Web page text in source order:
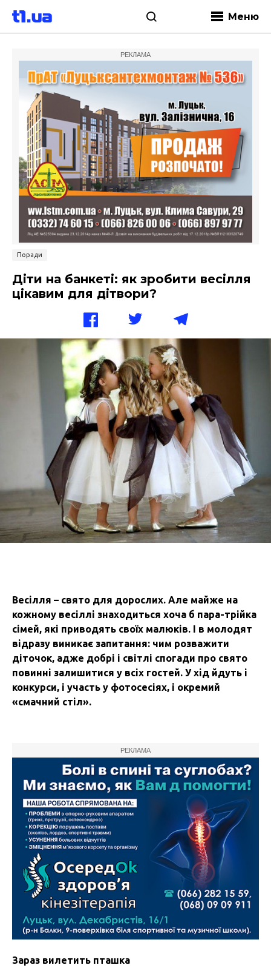
Меню
РЕКЛАМА
Поради
Діти на банкеті: як зробити весілля
цікавим для дітвори?
Весілля – свято для дорослих. Але майже на
кожному весіллі знаходиться хоча б пара-трійка
сімей, які приводять своїх малюків. І в молодят
відразу виникає запитання: чим розважити
діточок, адже добрі і світлі спогади про свято
повинні залишитися у всіх гостей. У хід йдуть і
конкурси, і участь у фотосесіях, і окремий
«смачний стіл».
РЕКЛАМА
Зараз вилетить пташка